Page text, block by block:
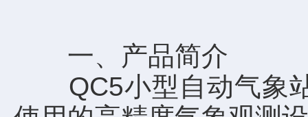
一、产品简介
QC5小型自动气象站